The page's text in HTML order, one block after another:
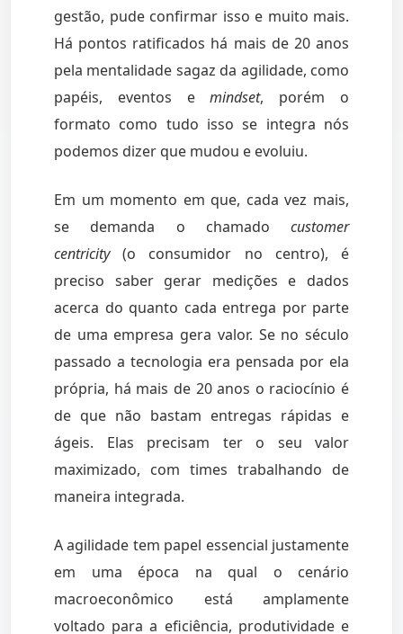
gestão, pude confirmar isso e muito mais.
Há pontos ratificados há mais de 20 anos
pela mentalidade sagaz da agilidade, como
papéis, eventos emindset, porém o
formato como tudo isso se integra nós
podemos dizer que mudou e evoluiu.
Em um momento em que, cada vez mais,
se demanda o chamado customer
centricity(o consumidor no centro), é
preciso saber gerar medições e dados
acerca do quanto cada entrega por parte
de uma empresa gera valor. Se no século
passado a tecnologia era pensada por ela
própria, há mais de 20 anos o raciocínio é
de que não bastam entregas rápidas e
ágeis. Elas precisam ter o seu valor
maximizado, com times trabalhando de
maneira integrada.
A agilidade tem papel essencial justamente
em uma época na qual o cenário
macroeconômico está amplamente
voltado para a eficiência, produtividade e